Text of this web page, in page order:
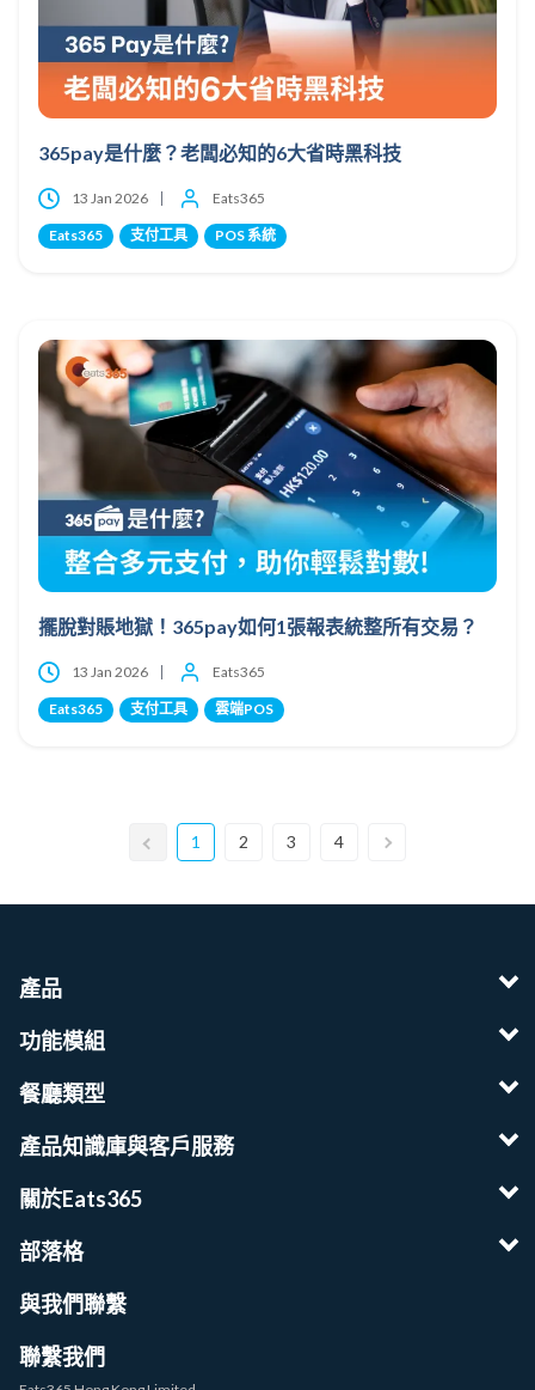
365pay是什麼？老闆必知的6大省時黑科技
13 Jan 2026 Eats365
Eats365 支付工具 POS 系統
擺脫對賬地獄！365pay如何1張報表統整所有交易？
13 Jan 2026 Eats365
Eats365 支付工具 雲端POS
1 2 3 4
產品
功能模組
餐廳類型
產品知識庫與客戶服務
關於Eats365
部落格
與我們聯繫
聯繫我們